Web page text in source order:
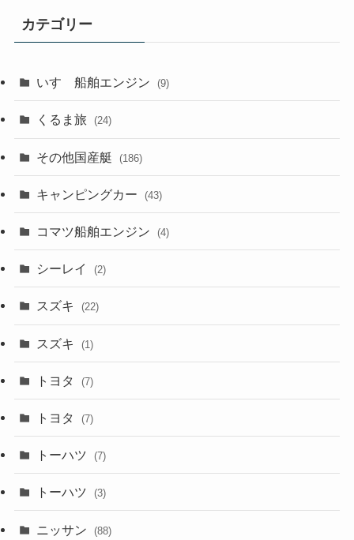
カテゴリー
いすゞ船舶エンジン (9)
くるま旅 (24)
その他国産艇 (186)
キャンピングカー (43)
コマツ船舶エンジン (4)
シーレイ (2)
スズキ (22)
スズキ (1)
トヨタ (7)
トヨタ (7)
トーハツ (7)
トーハツ (3)
ニッサン (88)